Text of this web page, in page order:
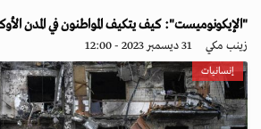
"الإيكونوميست": كيف يتكيف المواطنون في المدن
زينب مكي 31 ديسمبر 2023 - 12:00
إنسانيات